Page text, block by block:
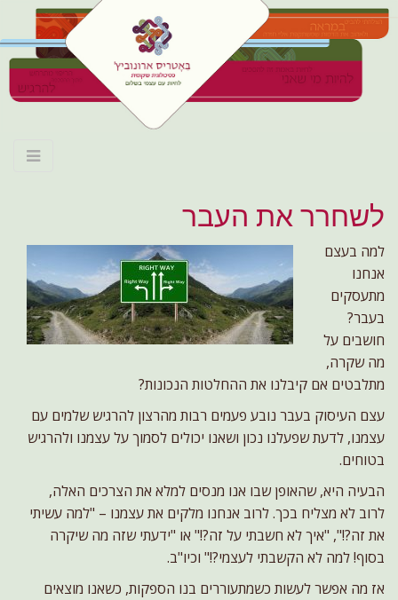
לחיות עם עצמי
בשלום
שינוי דפוסים וקבלה עצמית
i
n
m
e
n
u
p
o
c
o
n
t
e
t
לשחרר את העבר
למה בעצם
אנחנו
מתעסקים
בעבר?
חושבים על
מה שקרה,
מתלבטים אם קיבלנו את ההחלטות הנכונות?
עצם העיסוק בעבר נובע פעמים רבות מהרצון להרגיש שלמים עם
עצמנו, לדעת שפעלנו נכון ושאנו יכולים לסמוך על עצמנו ולהרגיש
בטוחים.
הבעיה היא, שהאופן שבו אנו מנסים למלא את הצרכים האלה,
לרוב לא מצליח בכך. לרוב אנחנו מלקים את עצמנו – "למה עשיתי
את זה?!", "איך לא חשבתי על זה?!" או "ידעתי שזה מה שיקרה
בסוף! למה לא הקשבתי לעצמי?!" וכיו"ב.
אז מה אפשר לעשות כשמתעוררים בנו הספקות, כשאנו מוצאים